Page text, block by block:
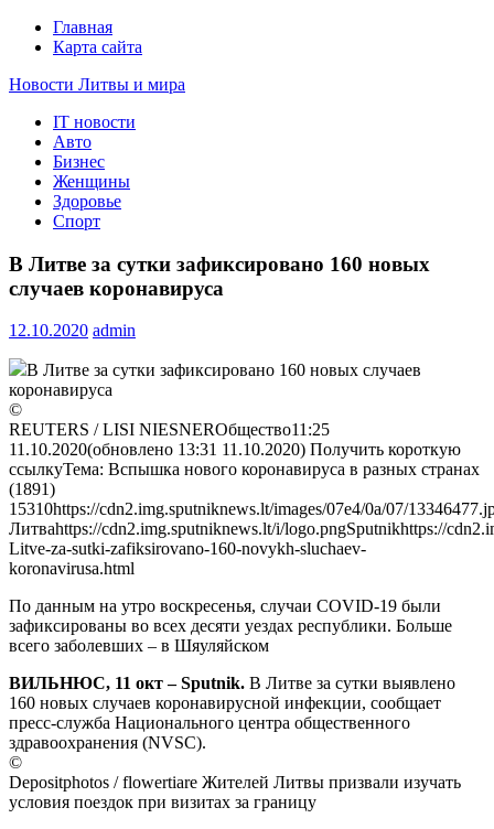
Главная
Карта сайта
Новости Литвы и мира
Свежие события и главные новости часа Литвы и мира на
портале EUROLITVA.RU
IT новости
Авто
Бизнес
Женщины
Здоровье
Спорт
В Литве за сутки зафиксировано 160 новых
случаев коронавируса
12.10.2020 admin
В Литве за сутки зафиксировано 160 новых случаев
коронавируса
©
REUTERS / LISI NIESNERОбщество11:25
11.10.2020(обновлено 13:31 11.10.2020) Получить короткую
ссылкуТема: Вспышка нового коронавируса в разных странах
(1891)
15310https://cdn2.img.sputniknews.lt/images/07e4/0a/07/
Литваhttps://cdn2.img.sputniknews.lt/i/logo.pngSputnikhttps://
Litve-za-sutki-zafiksirovano-160-novykh-sluchaev-
koronavirusa.html
По данным на утро воскресенья, случаи COVID-19 были
зафиксированы во всех десяти уездах республики. Больше
всего заболевших – в Шяуляйском
ВИЛЬНЮС, 11 окт – Sputnik. В Литве за сутки выявлено
160 новых случаев коронавирусной инфекции, сообщает
пресс-служба Национального центра общественного
здравоохранения (NVSC).
©
Depositphotos / flowertiare Жителей Литвы призвали изучать
условия поездок при визитах за границу